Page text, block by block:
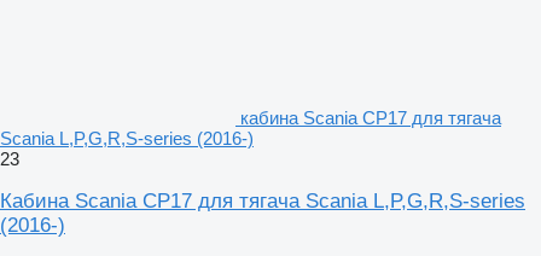
кабина Scania CP17 для тягача
Scania L,P,G,R,S-series (2016-)
23
Кабина Scania CP17 для тягача Scania L,P,G,R,S-series
(2016-)